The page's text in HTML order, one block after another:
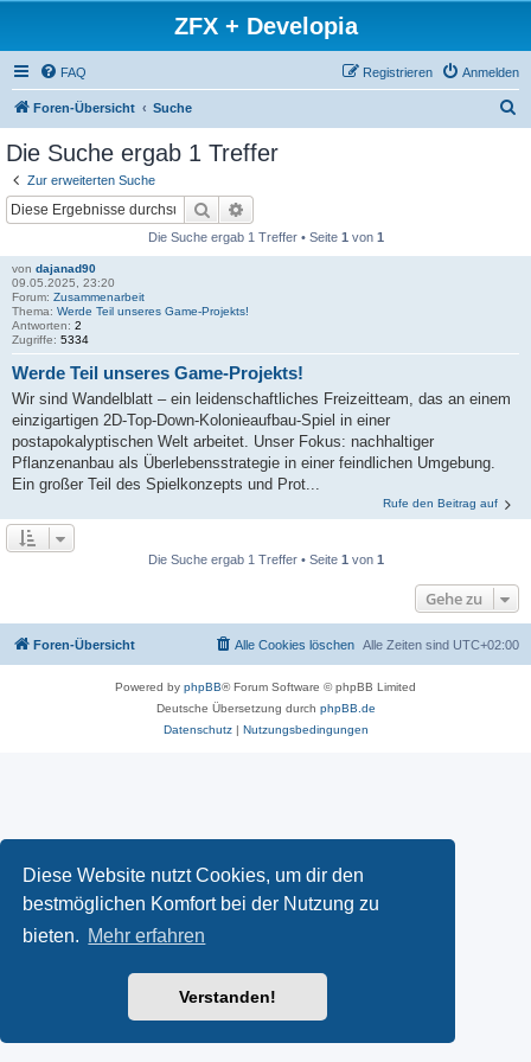
Diese Website nutzt Cookies, um dir den
bestmöglichen Komfort bei der Nutzung zu
bieten. Mehr erfahren
Verstanden!
ZFX + Developia
FAQ Anmelden
Registrieren
Foren-Übersicht Suche
Die Suche ergab 1 Treffer
Zur erweiterten Suche
Suche
Die Suche ergab 1 Treffer • Seite 1 von 1
von dajanad90
09.05.2025, 23:20
Forum: Zusammenarbeit
Thema: Werde Teil unseres Game-Projekts!
Antworten: 2
Zugriffe: 5334
Werde Teil unseres Game-Projekts!
Wir sind Wandelblatt – ein leidenschaftliches Freizeitteam, das an einem
einzigartigen 2D-Top-Down-Kolonieaufbau-Spiel in einer
postapokalyptischen Welt arbeitet. Unser Fokus: nachhaltiger
Pflanzenanbau als Überlebensstrategie in einer feindlichen Umgebung.
Ein großer Teil des Spielkonzepts und Prot...
Rufe den Beitrag auf
Die Suche ergab 1 Treffer • Seite 1 von 1
Gehe zu
Foren-Übersicht Alle Zeiten sind UTC+02:00
Alle Cookies löschen
Powered by phpBB® Forum Software © phpBB Limited
Deutsche Übersetzung durch phpBB.de
Datenschutz| Nutzungsbedingungen